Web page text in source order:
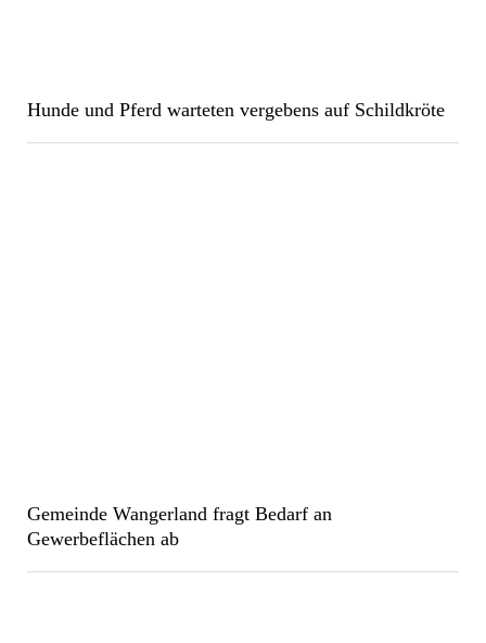
Hunde und Pferd warteten vergebens auf Schildkröte
Gemeinde Wangerland fragt Bedarf an
Gewerbeflächen ab